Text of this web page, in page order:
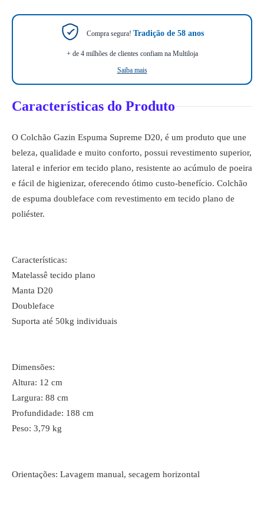
Compra segura! Tradição de 58 anos
+ de 4 milhões de clientes confiam na Multiloja
Saiba mais
Características do Produto
O Colchão Gazin Espuma Supreme D20, é um produto que une
beleza, qualidade e muito conforto, possui revestimento superior,
lateral e inferior em tecido plano, resistente ao acúmulo de poeira
e fácil de higienizar, oferecendo ótimo custo-benefício. Colchão
de espuma doubleface com revestimento em tecido plano de
poliéster.
Características:
Matelassê tecido plano
Manta D20
Doubleface
Suporta até 50kg individuais
Dimensões:
Altura: 12 cm
Largura: 88 cm
Profundidade: 188 cm
Peso: 3,79 kg
Orientações: Lavagem manual, secagem horizontal